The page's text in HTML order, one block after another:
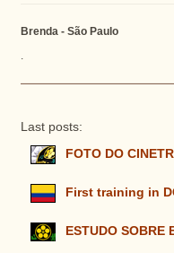
Brenda - São Paulo
Last posts:
FOTO DO
First training in
ESTUDO SOBRE